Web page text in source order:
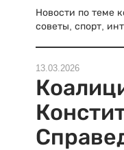
Новости по теме
советы, спорт,
13.03.2026